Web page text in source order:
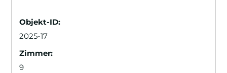
Objekt-ID:
2025-17
Zimmer:
9